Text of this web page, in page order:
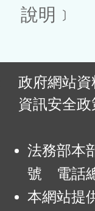
說明﹞
政府網站
資訊安全政
法務部本
號 電話總
本網站提